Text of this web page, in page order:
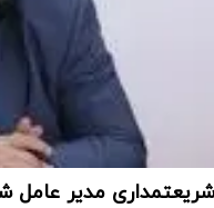
مدیر عامل